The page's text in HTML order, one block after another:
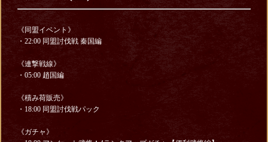
《同盟イベント》
・22:00 同盟討伐戦 秦国編
《連撃戦線》
・05:00 趙国編
《積み荷販売》
・18:00 同盟討伐戦パック
《ガチャ》